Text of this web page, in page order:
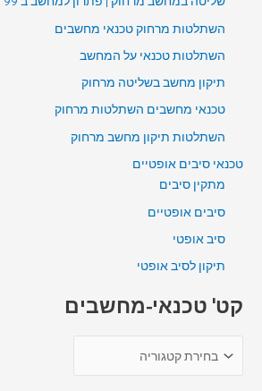
השתלטות מרחוק טכנאי מחשבים
השתלטות טכנאי על המחשב
תיקון מחשב בשליטה מרחוק
טכנאי מחשבים השתלטות מרחוק
השתלטות תיקון מחשב מרחוק
טכנאי סיבים אופטיים
מתקין סיבים
סיבים אופטיים
סיב אופטי
תיקון לסיב אופטי
קט' טכנאי-מחשבים